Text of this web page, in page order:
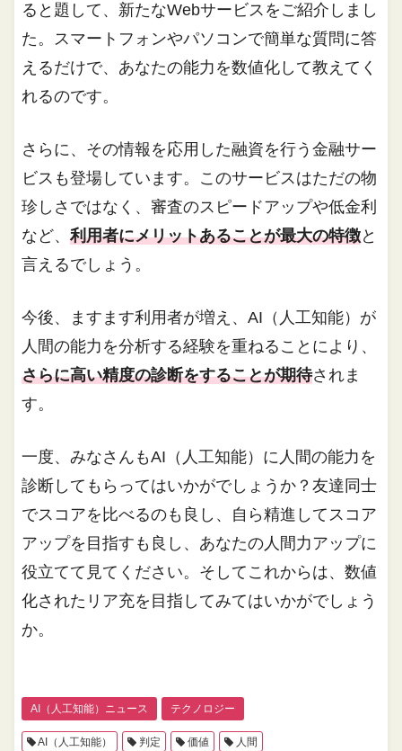
ると題して、新たなWebサービスをご紹介しまし
た。スマートフォンやパソコンで簡単な質問に答
えるだけで、あなたの能力を数値化して教えてく
れるのです。
さらに、その情報を応用した融資を行う金融サー
ビスも登場しています。このサービスはただの物
珍しさではなく、審査のスピードアップや低金利
など、利用者にメリットあることが最大の特徴と
言えるでしょう。
今後、ますます利用者が増え、AI（人工知能）が
人間の能力を分析する経験を重ねることにより、
さらに高い精度の診断をすることが期待されま
す。
一度、みなさんもAI（人工知能）に人間の能力を
診断してもらってはいかがでしょうか？友達同士
でスコアを比べるのも良し、自ら精進してスコア
アップを目指すも良し、あなたの人間力アップに
役立てて見てください。そしてこれからは、数値
化されたリア充を目指してみてはいかがでしょう
か。
AI（人工知能）ニュース テクノロジー
AI（人工知能） 判定 価値 人間